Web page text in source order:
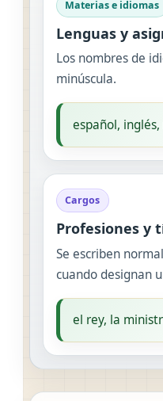
Materias e idiomas
Lenguas y
Los nombres de
minúscula.
español,
Cargos
Profesiones y
Se escriben
cuando designan
el rey, la